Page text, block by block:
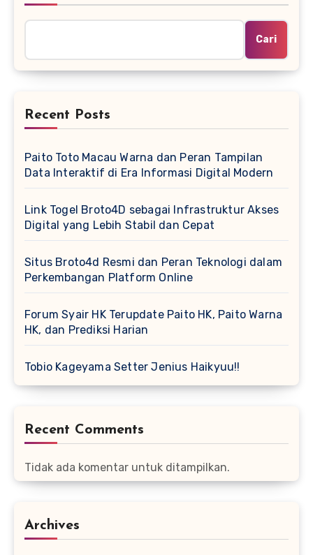
Cari
Recent Posts
Paito Toto Macau Warna dan Peran Tampilan
Data Interaktif di Era Informasi Digital Modern
Link Togel Broto4D sebagai Infrastruktur Akses
Digital yang Lebih Stabil dan Cepat
Situs Broto4d Resmi dan Peran Teknologi dalam
Perkembangan Platform Online
Forum Syair HK Terupdate Paito HK, Paito Warna
HK, dan Prediksi Harian
Tobio Kageyama Setter Jenius Haikyuu!!
Recent Comments
Tidak ada komentar untuk ditampilkan.
Archives